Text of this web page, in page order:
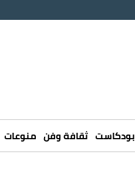
بودكاست ثقافة وفن منوعات